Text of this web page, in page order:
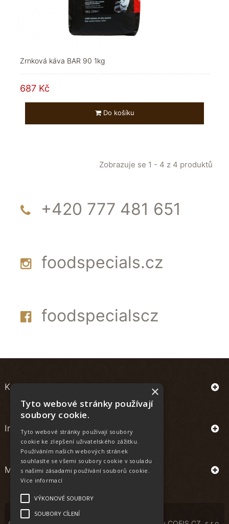
Zrnková káva BAR 90 1kg
687 Kč
Do košíku
Zobrazuje se 1 - 4 z 4 produktů
+420 777 481 651
foodspecials.cz
foodspecialscz
Kontakt
Informace
Můj účet
×
Tyto webové stránky používají
soubory cookie.
Tyto webové stránky používají soubory
cookie ke zlepšení uživatelského zážitku.
Používáním našich webových stránek
souhlasíte se všemi soubory cookie v souladu
s našimi zásadami používání souborů cookie.
Více informací
VÝKONOVÉ SOUBORY
SOUBORY CÍLENÍ